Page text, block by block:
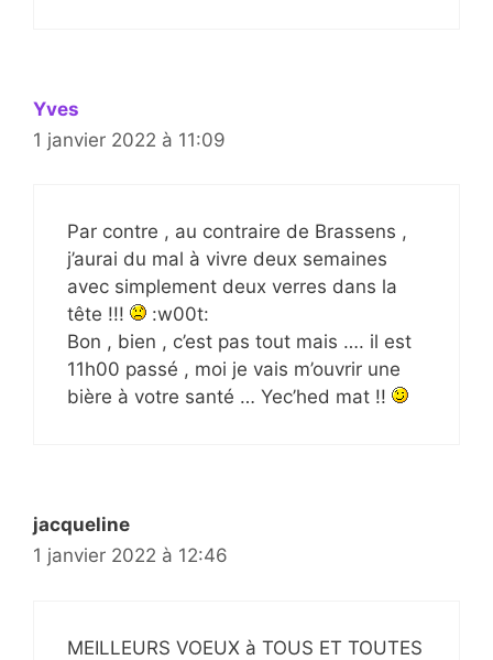
Yves
1 janvier 2022 à 11:09
Par contre , au contraire de Brassens ,
j’aurai du mal à vivre deux semaines
avec simplement deux verres dans la
tête !!!
:w00t:
Bon , bien , c’est pas tout mais …. il est
11h00 passé , moi je vais m’ouvrir une
bière à votre santé … Yec’hed mat !!
jacqueline
1 janvier 2022 à 12:46
MEILLEURS VOEUX à TOUS ET TOUTES